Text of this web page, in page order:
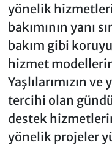
yönelik
bakımının yanı
bakım gibi
hizmet
Yaşlılarımızın
tercihi olan
destek
yönelik projeler